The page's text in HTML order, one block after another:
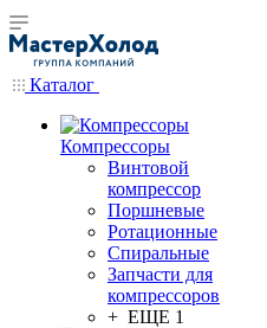
Каталог
Компрессоры
Винтовой
компрессор
Поршневые
Ротационные
Спиральные
Запчасти для
компрессоров
+ ЕЩЕ 1